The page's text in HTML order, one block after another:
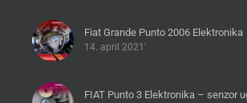
Fiat Grande Punto 2006 Elektronika
14. april 2021'
FIAT Punto 3 Elektronika – senzor